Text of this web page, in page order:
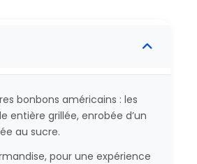
bonbons américains : les
entière grillée, enrobée d’un
au sucre.
pour une expérience